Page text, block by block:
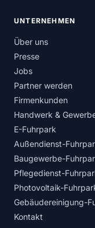
UNTERNEHMEN
Über uns
Presse
Jobs
Partner werden
Firmenkunden
Handwerk &
E-Fuhrpark
Außendienst-
Baugewerbe-
Pflegedienst-
Photovoltaik-
Gebäudereinigung-
Kontakt